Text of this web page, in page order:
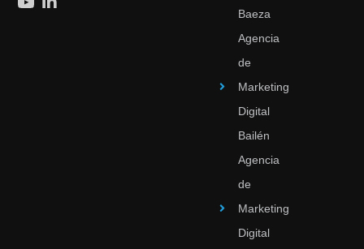
Baeza
Agencia
de
Marketing
Digital
Bailén
Agencia
de
Marketing
Digital